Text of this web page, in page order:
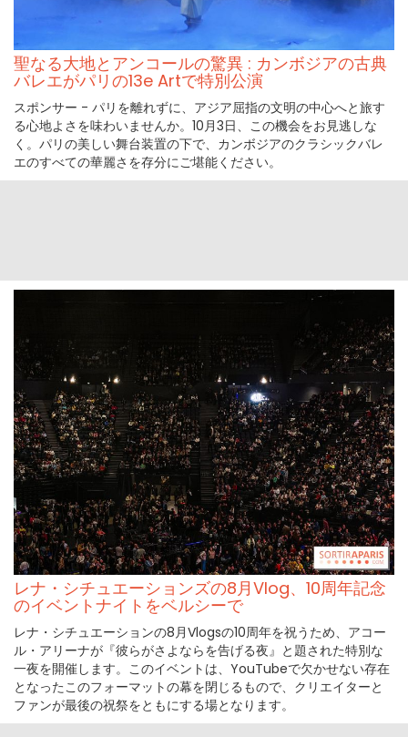
聖なる大地とアンコールの驚異 : カンボジアの古典
バレエがパリの13e Artで特別公演
スポンサー - パリを離れずに、アジア屈指の文明の中心へと旅す
る心地よさを味わいませんか。10月3日、この機会をお見逃しな
く。パリの美しい舞台装置の下で、カンボジアのクラシックバレ
エのすべての華麗さを存分にご堪能ください。
レナ・シチュエーションズの8月Vlog、10周年記念
のイベントナイトをベルシーで
レナ・シチュエーションの8月Vlogsの10周年を祝うため、アコー
ル・アリーナが『彼らがさよならを告げる夜』と題された特別な
一夜を開催します。このイベントは、YouTubeで欠かせない存在
となったこのフォーマットの幕を閉じるもので、クリエイターと
ファンが最後の祝祭をともにする場となります。